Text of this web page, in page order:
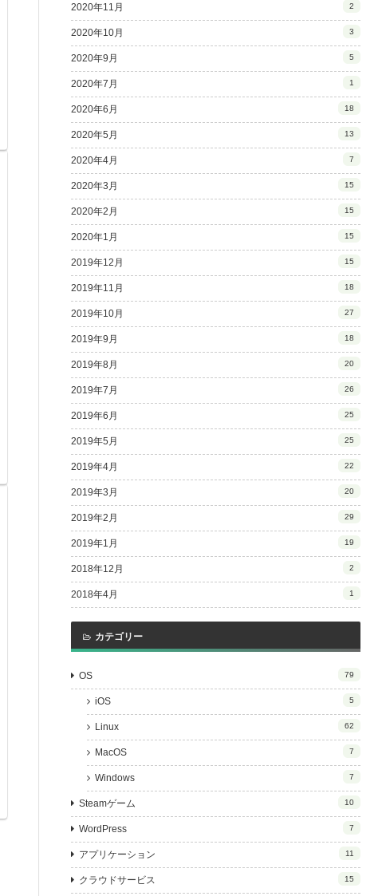
2020年11月 2
2020年10月 3
2020年9月 5
2020年7月 1
2020年6月 18
2020年5月 13
2020年4月 7
2020年3月 15
2020年2月 15
2020年1月 15
2019年12月 15
2019年11月 18
2019年10月 27
2019年9月 18
2019年8月 20
2019年7月 26
2019年6月 25
2019年5月 25
2019年4月 22
2019年3月 20
2019年2月 29
2019年1月 19
2018年12月 2
2018年4月 1
カテゴリー
OS 79
iOS 5
Linux 62
MacOS 7
Windows 7
Steamゲーム 10
WordPress 7
アプリケーション 11
クラウドサービス 15